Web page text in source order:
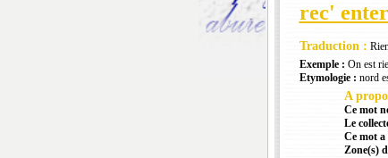
rec'
Traduction :
Exemple : On est
Etymologie : nord
A
Ce mot
Le
Ce mot a
Zone(s)